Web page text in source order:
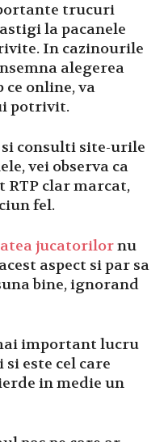
trucuri
la pacanele
In cazinourile
alegerea
online, va
potrivit.
consulti site-urile
vei observa ca
RTP clar marcat,
fel.
jucatorilornu
aspect si par sa
bine, ignorand
important lucru
este cel care
in medie un